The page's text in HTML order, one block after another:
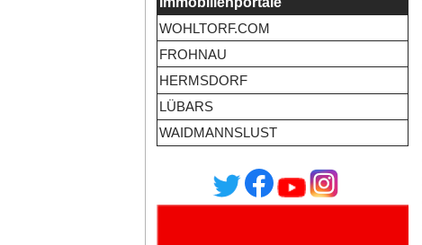
WOHLTORF.COM
FROHNAU
HERMSDORF
LÜBARS
WAIDMANNSLUST